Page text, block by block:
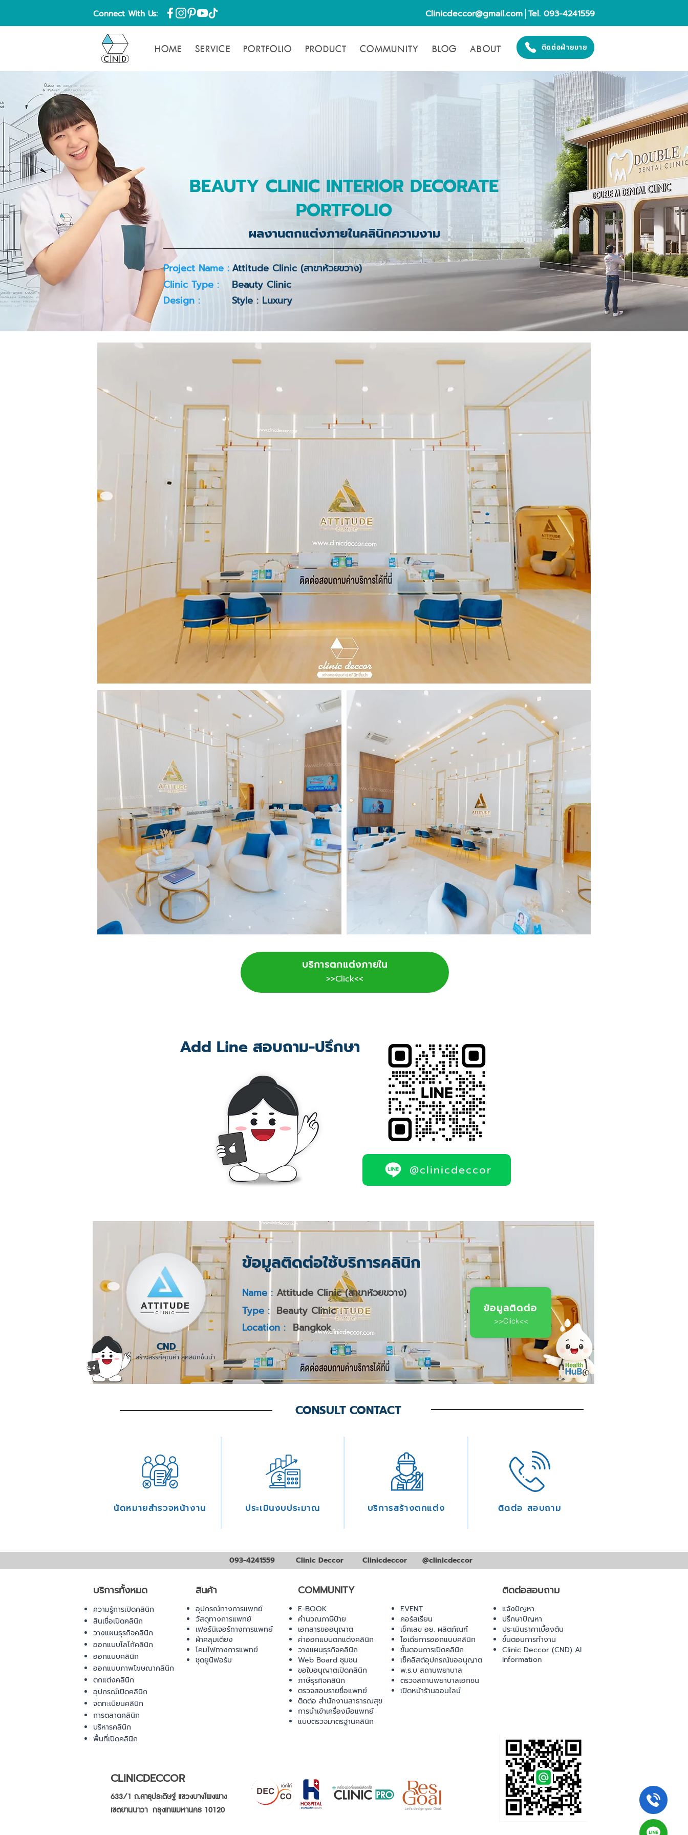
Connect With Us: Clinicdeccor@gmail.com │Tel. 093-4241559
HOME SERVICE PORTFOLIO PRODUCT COMMUNITY BLOG ABOUT ติดต่อฝ่ายขาย
BEAUTY CLINIC INTERIOR DECORATE
PORTFOLIO
ผลงานตกแต่งภายในคลินิกความงาม
Project Name :Attitude Clinic (สาขาห้วยขวาง)
Clinic Type :
Beauty Clinic
Design :
Style : Luxury
บริการตกแต่งภายใน
>>Click<<
@clinicdeccor
Add Line สอบถาม-ปรึกษา
CND
ข้อมูลติดต่อใช้บริการคลินิก
Name : Attitude Clinic (สาขาห้วยขวาง)
Type : Beauty Clinic
Location : Bangkok
ข้อมูลติดต่อ
>>Click<<
สร้างสรรค์คุณค่า สู่คลินิกชั้นนำ
CONSULT CONTACT
นัดหมายสำรวจหน้างาน ประเมินงบประมาณ บริการสร้างตกแต่ง ติดต่อ สอบถาม
093-4241559 Clinic Deccor Clinicdeccor @clinicdeccor
บริการทั้งหมด
ความรู้การเปิดคลินิก
สินเชื่อเปิดคลินิก
วางแผนธุรกิจคลินิก
ออกแบบโลโก้คลินิก
ออกแบบคลินิก
ออกแบบภาพโฆษณาคลินิก
ตกแต่งคลินิก
อุปกรณ์เปิดคลินิก
จดทะเบียนคลินิก
การตลาดคลินิก
บริหารคลินิก
พื้นที่เปิดคลินิก
สินค้า
อุปกรณ์ทางการแพทย์
วัสดุทางการแพทย์
เฟอร์นิเจอร์ทางการแพทย์
ผ้าคลุมเตียง
โคมไฟทางการแพทย์
ชุดยูนิฟอร์ม
COMMUNITY
E-BOOK
คำนวณภาษีป้าย
เอกสารขออนุญาต
ค่าออกแบบตกแต่งคลินิก
วางแผนธุรกิจคลินิก
Web Board ชุมชน
ขอใบอนุญาตเปิดคลินิก
ภาษีธุรกิจคลินิก
ตรวจสอบรายชื่อแพทย์
ติดต่อ สำนักงานสาธารณสุข
การนำเข้าเครื่องมือแพทย์
แบบตรวจมาตรฐานคลินิก
CLINICDECCOR
633/1 ถ.สาธุประดิษฐ์ แขวงบางโพงพาง
เขตยานนาวา กรุงเทพมหานคร 10120
ติดต่อสอบถาม
EVENT
คอร์สเรียน
เช็คเลข อย. ผลิตภัณฑ์
ไอเดียการออกแบบคลินิก
ขั้นตอนการเปิดคลินิก
เช็คลิสต์อุปกรณ์ขออนุญาต
พ.ร.บ สถานพยาบาล
ตรวจสถานพยาบาลเอกชน
เปิดหน้าร้านออนไลน์
แจ้งปัญหา
ปรึกษาปัญหา
ประเมินราคาเบื้องต้น
ขั้นตอนการทำงาน
Clinic Deccor (CND) AI
Information